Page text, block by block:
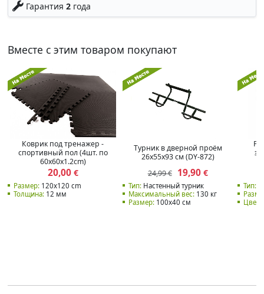
Гарантия 2года
Вместе с этим товаром покупают
Коврик под тренажер -
спортивный пол (4шт. по
60x60x1.2cm)
20,00€
Размер:120x120 cm
Толщина:12 мм
Турник в дверной проём
26x55x93 см (DY-872)
24,99 €
19,90€
Тип:Настенный турник
Максимальный вес:130 кг
Размер:100x40 см
Тип:
Цвет: